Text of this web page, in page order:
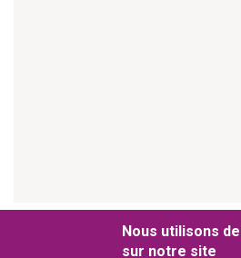
© 2019 GAT ASSURANCES
Nous utilisons
sur notre site